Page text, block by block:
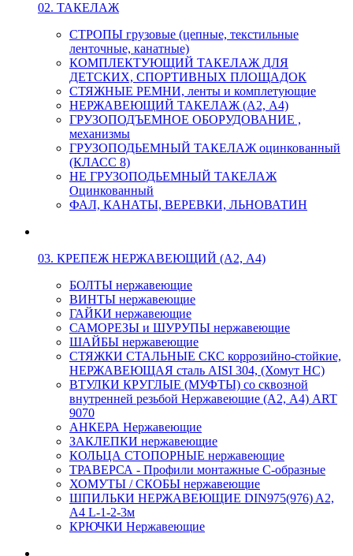
02. ТАКЕЛАЖ
СТРОПЫ грузовые (цепные, текстильные
ленточные, канатные)
КОМПЛЕКТУЮЩИЙ ТАКЕЛАЖ ДЛЯ
ДЕТСКИХ, СПОРТИВНЫХ ПЛОЩАДОК
СТЯЖНЫЕ РЕМНИ, ленты и комплетующие
НЕРЖАВЕЮЩИЙ ТАКЕЛАЖ (А2, А4)
ГРУЗОПОДЪЕМНОЕ ОБОРУДОВАНИЕ ,
механизмы
ГРУЗОПОДЬЕМНЫЙ ТАКЕЛАЖ оцинкованный
(КЛАСС 8)
НЕ ГРУЗОПОДЬЕМНЫЙ ТАКЕЛАЖ
Оцинкованный
ФАЛ, КАНАТЫ, ВЕРЕВКИ, ЛЬНОВАТИН
03. КРЕПЕЖ НЕРЖАВЕЮЩИЙ (А2, А4)
БОЛТЫ нержавеющие
ВИНТЫ нержавеющие
ГАЙКИ нержавеющие
САМОРЕЗЫ и ШУРУПЫ нержавеющие
ШАЙБЫ нержавеющие
СТЯЖКИ СТАЛЬНЫЕ СКС коррозийно-стойкие,
НЕРЖАВЕЮЩАЯ сталь AISI 304, (Хомут НС)
ВТУЛКИ КРУГЛЫЕ (МУФТЫ) со сквозной
внутренней резьбой Нержавеющие (А2, А4) ART
9070
АНКЕРА Нержавеющие
ЗАКЛЕПКИ нержавеющие
КОЛЬЦА СТОПОРНЫЕ нержавеющие
ТРАВЕРСА - Профили монтажные С-образные
ХОМУТЫ / СКОБЫ нержавеющие
ШПИЛЬКИ НЕРЖАВЕЮЩИЕ DIN975(976) A2,
А4 L-1-2-3м
КРЮЧКИ Нержавеющие